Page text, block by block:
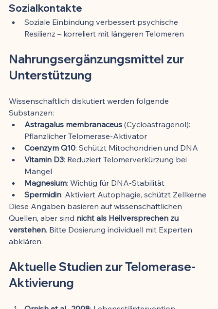
Sozialkontakte
Soziale Einbindung verbessert psychische
Resilienz – korreliert mit längeren Telomeren
Nahrungsergänzungsmittel zur
Unterstützung
Wissenschaftlich diskutiert werden folgende
Substanzen:
Astragalus membranaceus (Cycloastragenol):
Pflanzlicher Telomerase-Aktivator
Coenzym Q10: Schützt Mitochondrien und DNA
Vitamin D3: Reduziert Telomerverkürzung bei
Mangel
Magnesium: Wichtig für DNA-Stabilität
Spermidin: Aktiviert Autophagie, schützt Zellkerne
Diese Angaben basieren auf wissenschaftlichen
Quellen, aber sind nicht als Heilversprechen zu
verstehen. Bitte Dosierung individuell mit Experten
abklären.
Aktuelle Studien zur Telomerase-
Aktivierung